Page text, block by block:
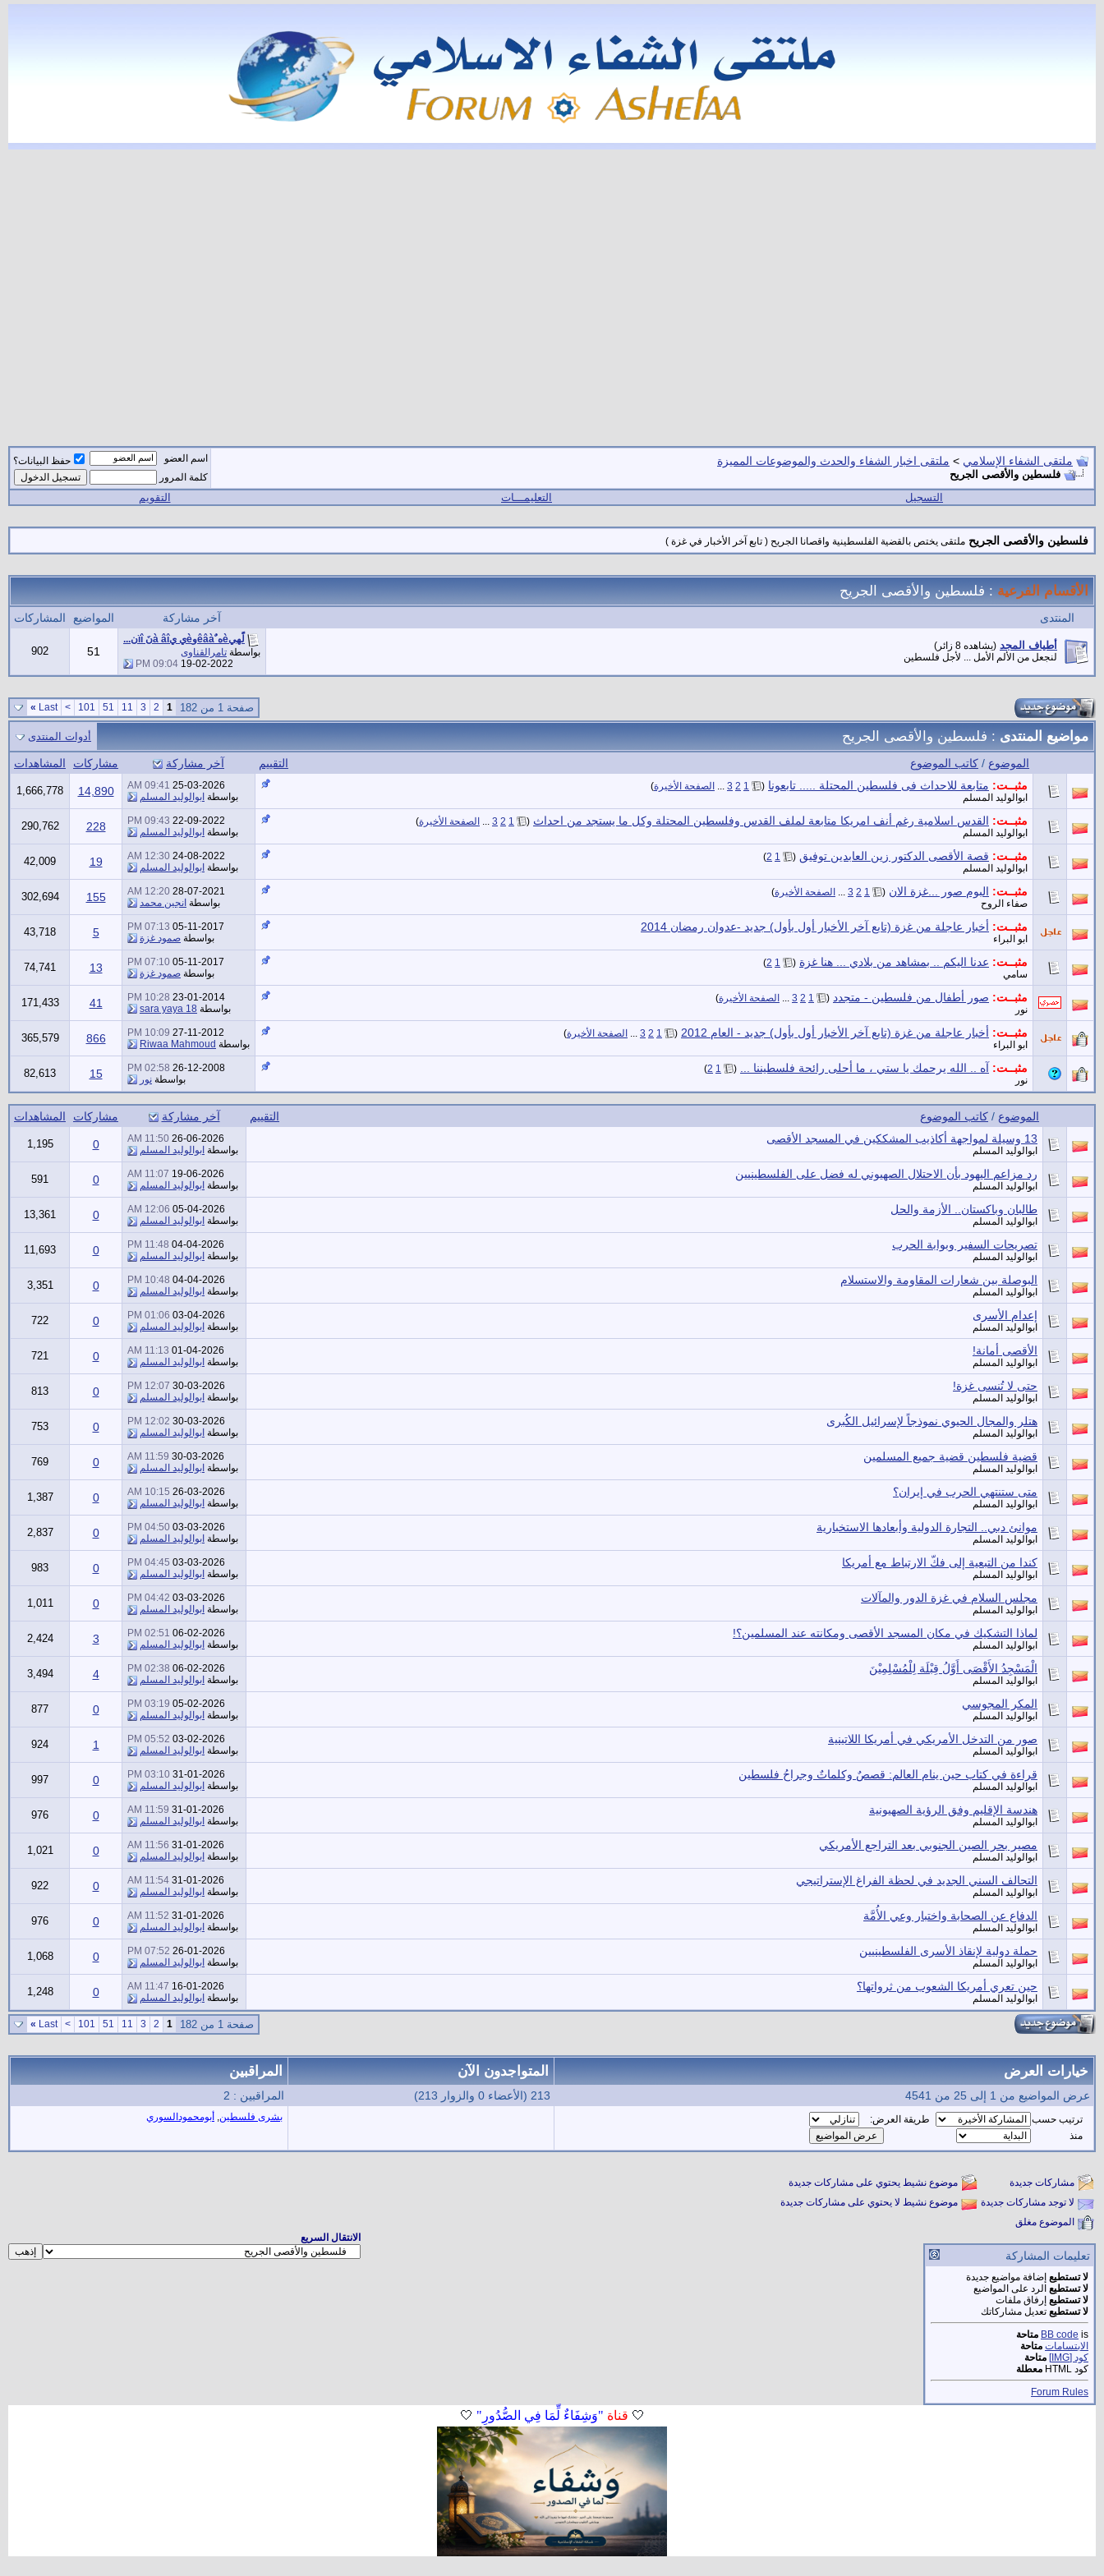
ملتقى الشفاء الإسلامي > ملتقى اخبار الشفاء والحدث والموضوعات المميزة
فلسطين والأقصى الجريح
اسم العضو
حفظ البيانات؟
كلمة المرور
التسجيل التعليمـــات التقويم
فلسطين والأقصى الجريح ملتقى يختص بالقضية الفلسطينية واقصانا الجريح ( تابع آخر الأخبار في غزة )
الأقسام الفرعية: فلسطين والأقصى الجريح
المنتدى آخر مشاركة المواضيع المشاركات
أطياف المجد (يشاهده 8 زائر)
لنجعل من الألم الأمل ... لأجل فلسطين
لًَهيèه ٌêâàوèي يà âîنَ ïîن...
بواسطة تامرالقناوى
19-02-2022
09:04 PM
51
902
صفحة 1 من 182 1
2
3
11
51
101
>
Last
»
مواضيع المنتدى: فلسطين والأقصى الجريح أدوات المنتدى
التقييم الموضوع / كاتب الموضوع آخر مشاركة مشاركات
المشاهدات
مثبــت: متابعة للاحداث فى فلسطين المحتلة ..... تابعونا (
1
2
3 الصفحة الأخيرة)
ابوالوليد المسلم
25-03-2026
09:41 AM
بواسطة ابوالوليد المسلم 14,890
1,666,778
مثبــت: القدس اسلامية رغم أنف امريكا متابعة لملف القدس وفلسطين المحتلة وكل ما يستجد من احداث (
1
2
3 الصفحة الأخيرة)
ابوالوليد المسلم
22-09-2022
09:43 PM
بواسطة ابوالوليد المسلم 228
290,762
مثبــت: قصة الأقصى الدكتور زين العابدين توفيق (
1
2
)
ابوالوليد المسلم
24-08-2022
12:30 AM
بواسطة ابوالوليد المسلم 19
42,009
مثبــت: البوم صور ...غزة الان (
1
2
3 الصفحة الأخيرة)
صفاء الروح
28-07-2021
12:20 AM
بواسطة انجين محمد 155
302,694
مثبــت: أخبار عاجلة من غزة (تابع آخر الأخبار أول بأول) جديد -عدوان رمضان 2014
ابو البراء
05-11-2017
07:13 PM
بواسطة صمود غزة 5
43,718
مثبــت: عدنا اليكم .. بمشاهد من بلادي ... هنا غزة (
1
2
)
سامي
05-11-2017
07:10 PM
بواسطة صمود غزة 13
74,741
مثبــت: صور أطفال من فلسطين - متجدد (
1
2
3 الصفحة الأخيرة)
نور
23-01-2014
10:28 PM
بواسطة sara yaya 18
41
171,433
مثبــت: أخبار عاجلة من غزة (تابع آخر الأخبار أول بأول) جديد - العام 2012 (
1
2
3 الصفحة الأخيرة)
ابو البراء
27-11-2012
10:09 PM
بواسطة Riwaa Mahmoud
866
365,579
مثبــت: آه .. الله يرحمك يا ستي ، ما أحلى رائحة فلسطيننا ... (
1
2
)
نور
26-12-2008
02:58 PM
بواسطة نور 15
82,613
التقييم الموضوع / كاتب الموضوع آخر مشاركة مشاركات
المشاهدات
13 وسيلة لمواجهة أكاذيب المشككين في المسجد الأقصى
ابوالوليد المسلم
26-06-2026
11:50 AM
بواسطة ابوالوليد المسلم 0
1,195
رد مزاعم اليهود بأن الاحتلال الصهيوني له فضل على الفلسطينيين
ابوالوليد المسلم
19-06-2026
11:07 AM
بواسطة ابوالوليد المسلم 0
591
طالبان وباكستان.. الأزمة والحل
ابوالوليد المسلم
05-04-2026
12:06 AM
بواسطة ابوالوليد المسلم 0
13,361
تصريحات السفير وبوابة الحرب
ابوالوليد المسلم
04-04-2026
11:48 PM
بواسطة ابوالوليد المسلم 0
11,693
البوصلة بين شعارات المقاومة والاستسلام
ابوالوليد المسلم
04-04-2026
10:48 PM
بواسطة ابوالوليد المسلم 0
3,351
إعدام الأسرى
ابوالوليد المسلم
03-04-2026
01:06 PM
بواسطة ابوالوليد المسلم 0
722
الأقصى أمانة!
ابوالوليد المسلم
01-04-2026
11:13 AM
بواسطة ابوالوليد المسلم 0
721
حتى لا تُنسى غزة!
ابوالوليد المسلم
30-03-2026
12:07 PM
بواسطة ابوالوليد المسلم 0
813
هتلر والمجال الحيوي نموذجاً لإسرائيل الكُبرى
ابوالوليد المسلم
30-03-2026
12:02 PM
بواسطة ابوالوليد المسلم 0
753
قضية فلسطين قضية جميع المسلمين
ابوالوليد المسلم
30-03-2026
11:59 AM
بواسطة ابوالوليد المسلم 0
769
متى ستنتهي الحرب في إيران؟
ابوالوليد المسلم
26-03-2026
10:15 AM
بواسطة ابوالوليد المسلم 0
1,387
موانئ دبي.. التجارة الدولية وأبعادها الاستخبارية
ابوالوليد المسلم
03-03-2026
04:50 PM
بواسطة ابوالوليد المسلم 0
2,837
كندا من التبعية إلى فكّ الارتباط مع أمريكا
ابوالوليد المسلم
03-03-2026
04:45 PM
بواسطة ابوالوليد المسلم 0
983
مجلس السلام في غزة الدور والمآلات
ابوالوليد المسلم
03-03-2026
04:42 PM
بواسطة ابوالوليد المسلم 0
1,011
لماذا التشكيك في مكان المسجد الأقصى ومكانته عند المسلمين؟!
ابوالوليد المسلم
06-02-2026
02:51 PM
بواسطة ابوالوليد المسلم 3
2,424
الْمَسْجِدُ الأَقْصَى أَوَّلُ قِبْلَة لِلْمُسْلِمِيْنَ
ابوالوليد المسلم
06-02-2026
02:38 PM
بواسطة ابوالوليد المسلم 4
3,494
المكر المجوسي
ابوالوليد المسلم
05-02-2026
03:19 PM
بواسطة ابوالوليد المسلم 0
877
صور من التدخل الأمريكي في أمريكا اللاتينية
ابوالوليد المسلم
03-02-2026
05:52 PM
بواسطة ابوالوليد المسلم 1
924
قراءة في كتاب حين ينام العالم: قصصٌ وكلماتٌ وجراحُ فلسطين
ابوالوليد المسلم
31-01-2026
03:10 PM
بواسطة ابوالوليد المسلم 0
997
هندسة الإقليم وفق الرؤية الصهيونية
ابوالوليد المسلم
31-01-2026
11:59 AM
بواسطة ابوالوليد المسلم 0
976
مصير بحر الصين الجنوبي بعد التراجع الأمريكي
ابوالوليد المسلم
31-01-2026
11:56 AM
بواسطة ابوالوليد المسلم 0
1,021
التحالف السني الجديد في لحظة الفراغ الإستراتيجي
ابوالوليد المسلم
31-01-2026
11:54 AM
بواسطة ابوالوليد المسلم 0
922
الدفاع عن الصحابة واختبار وعي الأُمَّة
ابوالوليد المسلم
31-01-2026
11:52 AM
بواسطة ابوالوليد المسلم 0
976
حملة دولية لإنقاذ الأسرى الفلسطينيين
ابوالوليد المسلم
26-01-2026
07:52 PM
بواسطة ابوالوليد المسلم 0
1,068
حين تعري أمريكا الشعوب من ثرواتها؟
ابوالوليد المسلم
16-01-2026
11:47 AM
بواسطة ابوالوليد المسلم 0
1,248
صفحة 1 من 182 1
2
3
11
51
101
>
Last
»
خيارات العرض المتواجدون الآن المراقبين
عرض المواضيع من 1 إلى 25 من 4541 213 (الأعضاء 0 والزوار 213) المراقبين : 2
ترتيب حسب
طريقة العرض:
منذ
بشرى فلسطين, أبومحمودالسوري
مشاركات جديدة
موضوع نشيط يحتوي على مشاركات جديدة
لا توجد مشاركات جديدة
موضوع نشيط لا يحتوي على مشاركات جديدة
الموضوع مغلق
تعليمات المشاركة
لا تستطيع إضافة مواضيع جديدة
لا تستطيع الرد على المواضيع
لا تستطيع إرفاق ملفات
لا تستطيع تعديل مشاركاتك
BB code is
متاحة
الابتسامات متاحة
كود [IMG]
متاحة
كود HTML
معطلة
Forum Rules
الانتقال السريع
🤍 قناة "وَشِفَاءٌ لِّمَا فِي الصُّدُورِ" 🤍